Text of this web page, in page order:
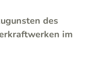
des
im